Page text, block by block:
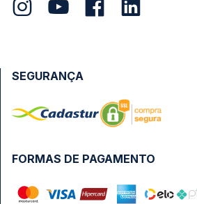
FORMAS DE PAGAMENTO
SEGURANÇA